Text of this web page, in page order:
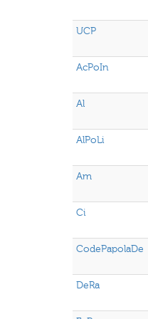
UCP
AcPoIn
Al
AlPoLi
Am
Ci
CodePapolaDe
DeRa